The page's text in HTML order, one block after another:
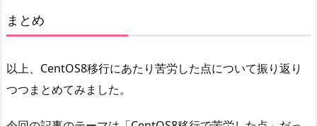
まとめ
以上、CentOS8移行にあたり苦労した点について振り返り
つつまとめてみました。